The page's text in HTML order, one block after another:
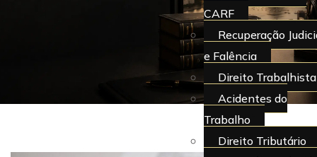
CARF
Recuperação
e Falência
Direito Trabalhista
Acidentes do
Trabalho
Direito Tributário